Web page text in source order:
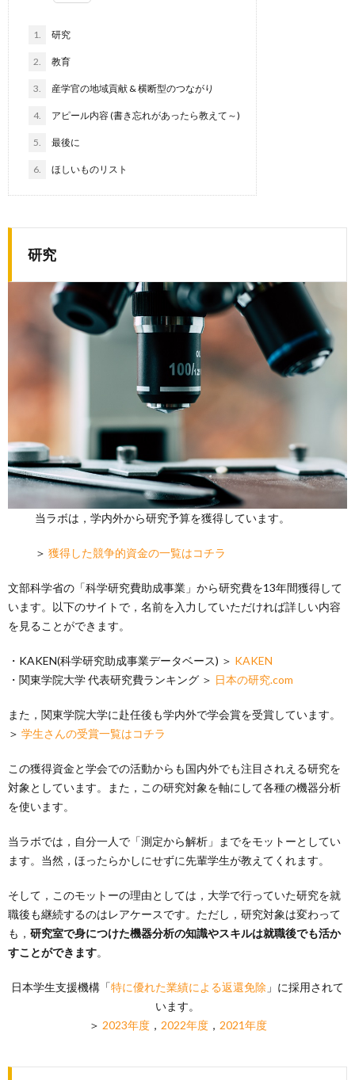
1. 研究
2. 教育
3. 産学官の地域貢献 & 横断型のつながり
4. アピール内容 (書き忘れがあったら教えて～)
5. 最後に
6. ほしいものリスト
研究
当ラボは，学内外から研究予算を獲得しています。
＞獲得した競争的資金の一覧はコチラ
文部科学省の「科学研究費助成事業」から研究費を13年間獲得して
います。以下のサイトで，名前を入力していただければ詳しい内容
を見ることができます。
・KAKEN(科学研究助成事業データベース) ＞ KAKEN
・関東学院大学 代表研究費ランキング ＞ 日本の研究.com
また，関東学院大学に赴任後も学内外で学会賞を受賞しています。
＞ 学生さんの受賞一覧はコチラ
この獲得資金と学会での活動からも国内外でも注目されえる研究を
対象としています。また，この研究対象を軸にして各種の機器分析
を使います。
当ラボでは，自分一人で「測定から解析」までをモットーとしてい
ます。当然，ほったらかしにせずに先輩学生が教えてくれます。
そして，このモットーの理由としては，大学で行っていた研究を就
職後も継続するのはレアケースです。ただし，研究対象は変わって
も， 研究室で身につけた機器分析の知識やスキルは就職後でも活か
すことができます。
日本学生支援機構「特に優れた業績による返還免除 」に採用されて
います。
＞ 2023年度， 2022年度， 2021年度